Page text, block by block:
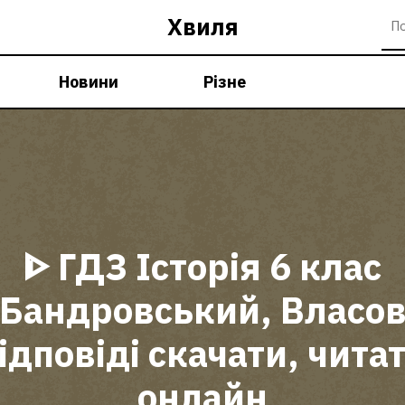
Хвиля
Новини Різне
ᐈ ГДЗ Історія 6 клас
Бандровський,
скачати,